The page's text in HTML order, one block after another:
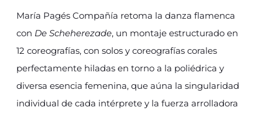
María Pagés Compañía retoma la danza flamenca
con De Scheherezade, un montaje estructurado en
12 coreografías, con solos y coreografías corales
perfectamente hiladas en torno a la poliédrica y
diversa esencia femenina, que aúna la singularidad
individual de cada intérprete y la fuerza arrolladora